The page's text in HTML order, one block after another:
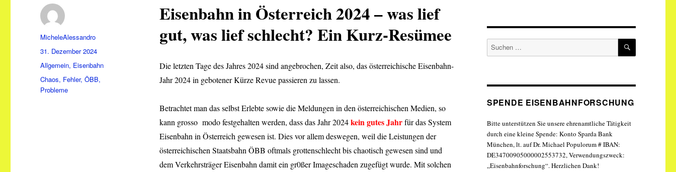
Eisenbahn in Österreich 2024 – was lief
gut, was lief schlecht? Ein Kurz-Resümee
Die letzten Tage des Jahres 2024 sind angebrochen, Zeit also, das österreichische Eisenbahn-
Jahr 2024 in gebotener Kürze Revue passieren zu lassen.
Betrachtet man das selbst Erlebte sowie die Meldungen in den österreichischen Medien, so
kann grosso modo festgehalten werden, dass das Jahr 2024kein gutes Jahrfür das System
Eisenbahn in Österreich gewesen ist. Dies vor allem deswegen, weil die Leistungen der
österreichischen Staatsbahn ÖBB oftmals grottenschlecht bis chaotisch gewesen sind und
dem Verkehrsträger Eisenbahn damit ein gr0ßer Imageschaden zugefügt wurde. Mit solchen
Autor
MicheleAlessandro
Veröffentlicht
am
31. Dezember 2024
Kategorien
Allgemein, Eisenbahn
Schlagwörter
Chaos, Fehler,ÖBB,
Probleme
Suche
SUCHEN
SPENDE EISENBAHNFORSCHUNG
Bitte unterstützen Sie unsere ehrenamtliche Tätigkeit
durch eine kleine Spende: Konto Sparda Bank
München, lt. auf Dr. Michael Populorum # IBAN:
DE34700905000002553732, Verwendungszweck:
„Eisenbahnforschung“. Herzlichen Dank!